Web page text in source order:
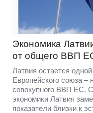
Экономика
от общего ВВП
Латвия остается
Европейского союза –
совокупного ВВП ЕС.
экономики Латвия
показатели близки к